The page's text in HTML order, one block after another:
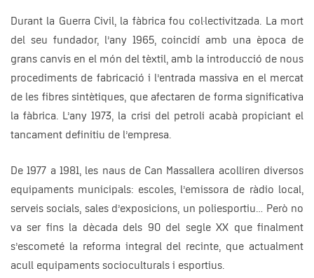
Durant la Guerra Civil, la fàbrica fou col·lectivitzada. La mort
del seu fundador, l’any 1965, coincidí amb una època de
grans canvis en el món del tèxtil, amb la introducció de nous
procediments de fabricació i l’entrada massiva en el mercat
de les fibres sintètiques, que afectaren de forma significativa
la fàbrica. L’any 1973, la crisi del petroli acabà propiciant el
tancament definitiu de l’empresa.
De 1977 a 1981, les naus de Can Massallera acolliren diversos
equipaments municipals: escoles, l’emissora de ràdio local,
serveis socials, sales d’exposicions, un poliesportiu… Però no
va ser fins la dècada dels 90 del segle XX que finalment
s’escometé la reforma integral del recinte, que actualment
acull equipaments socioculturals i esportius.